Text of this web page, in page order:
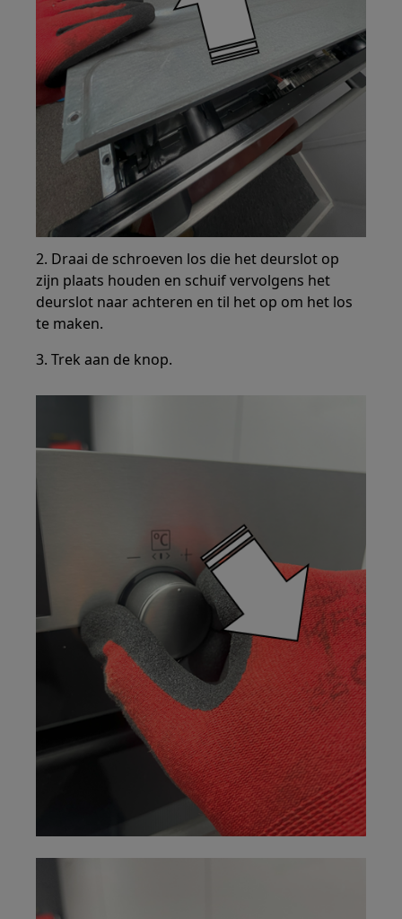
2. Draai de schroeven los die het deurslot op
zijn plaats houden en schuif vervolgens het
deurslot naar achteren en til het op om het los
te maken.
3. Trek aan de knop.